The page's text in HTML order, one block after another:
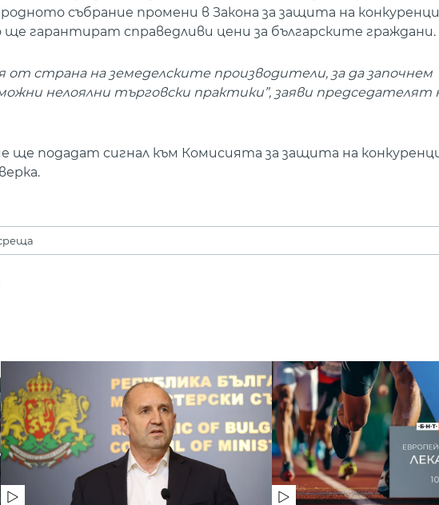
събрание промени в Закона за защита на
гарантират справедливи цени за българските граждани.
от страна на земеделските производители, за да започнем
нелоялни търговски практики”, заяви председателят
ще подадат сигнал към Комисията за защита на